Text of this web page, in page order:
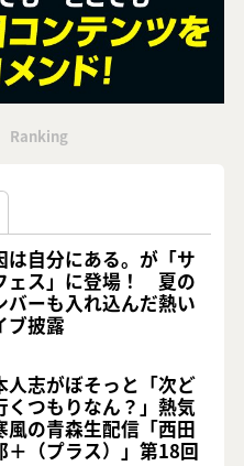
Ranking
は自分にある。が「サ
ェス」に登場！ 夏の
バーも入れ込んだ熱い
ブ披露
人志がぼそっと「次ど
くつもりなん？」熱気
風の青森生配信「西田
＋（プラス）」第18回